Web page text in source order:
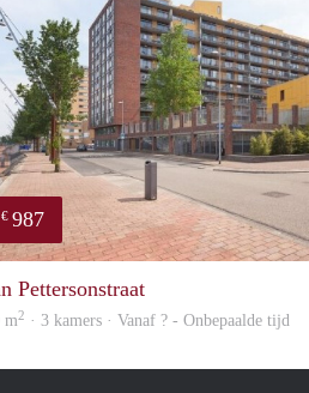
€ 987
Pettersonstraat
m2 · 3 kamers · Vanaf ? - Onbepaalde tijd